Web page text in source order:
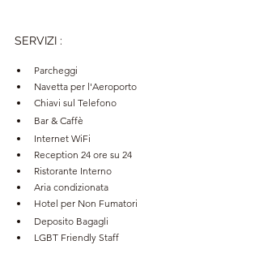
SERVIZI :
Parcheggi
Navetta per l'Aeroporto
Chiavi sul Telefono
Bar & Caffè
Internet WiFi
Reception 24 ore su 24
Ristorante Interno
Aria condizionata
Hotel per Non Fumatori
Deposito Bagagli
LGBT Friendly Staff